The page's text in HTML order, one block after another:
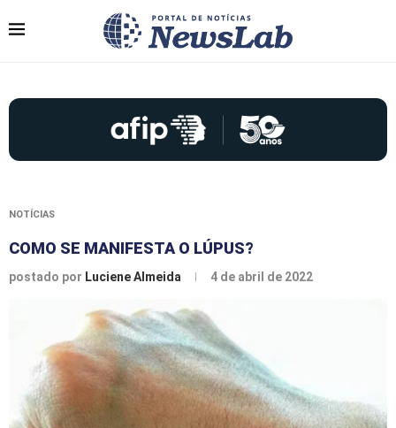
NOTÍCIAS
COMO SE MANIFESTA O LÚPUS?
postado por Luciene Almeida 4 de abril de 2022